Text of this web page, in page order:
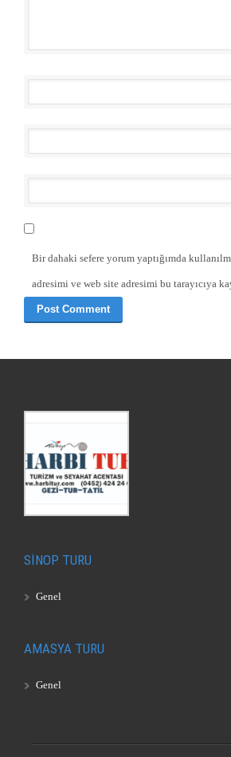
Bir dahaki sefere yorum yaptığımda
adresimi ve web site adresimi bu tarayıcıya
SİNOP TURU
Genel
AMASYA TURU
Genel